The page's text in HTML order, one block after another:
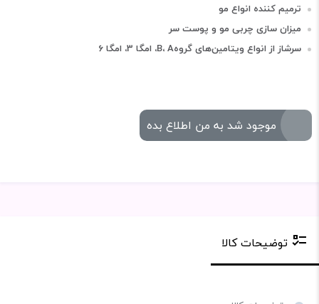
ترمیم کننده انواع مو
میزان سازی چربی مو و پوست سر
سرشاز از انواع ویتامین‌های گروهB، A، امگا 3، امگا 6
موجود شد به من اطلاع بده
توضیحات کالا